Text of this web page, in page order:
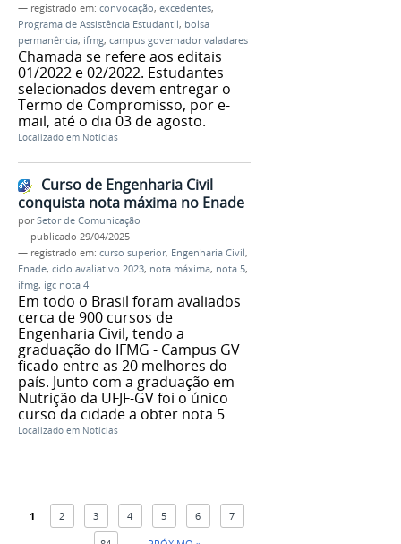
— registrado em: convocação, excedentes,
Programa de Assistência Estudantil, bolsa
permanência, ifmg, campus governador valadares
Chamada se refere aos editais
01/2022 e 02/2022. Estudantes
selecionados devem entregar o
Termo de Compromisso, por e-
mail, até o dia 03 de agosto.
Localizado em Notícias
Curso de Engenharia Civil
conquista nota máxima no Enade
porSetor de Comunicação
— publicado 29/04/2025
— registrado em: curso superior, Engenharia Civil,
Enade, ciclo avaliativo 2023, nota máxima, nota 5,
ifmg, igc nota 4
Em todo o Brasil foram avaliados
cerca de 900 cursos de
Engenharia Civil, tendo a
graduação do IFMG - Campus GV
ficado entre as 20 melhores do
país. Junto com a graduação em
Nutrição da UFJF-GV foi o único
curso da cidade a obter nota 5
Localizado em Notícias
1 2 3 4 5 6 7